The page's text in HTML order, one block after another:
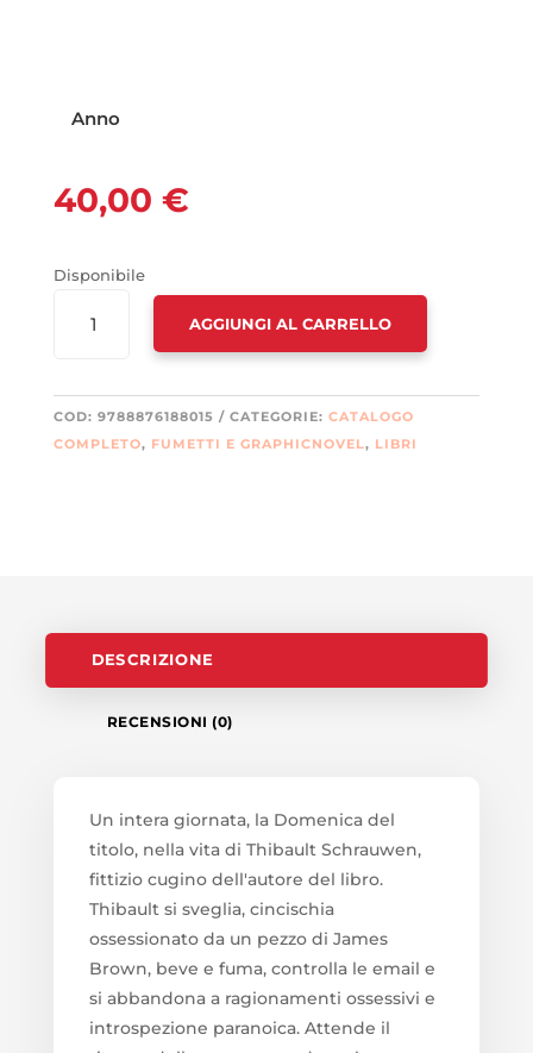
Anno
40,00 €
Disponibile
QUANTITÀ
AGGIUNGI AL CARRELLO
COD: 9788876188015 CATEGORIE: CATALOGO
COMPLETO, FUMETTI E GRAPHICNOVEL, LIBRI
DESCRIZIONE
RECENSIONI (0)
Un intera giornata, la Domenica del
titolo, nella vita di Thibault Schrauwen,
fittizio cugino dell'autore del libro.
Thibault si sveglia, cincischia
ossessionato da un pezzo di James
Brown, beve e fuma, controlla le email e
si abbandona a ragionamenti ossessivi e
introspezione paranoica. Attende il